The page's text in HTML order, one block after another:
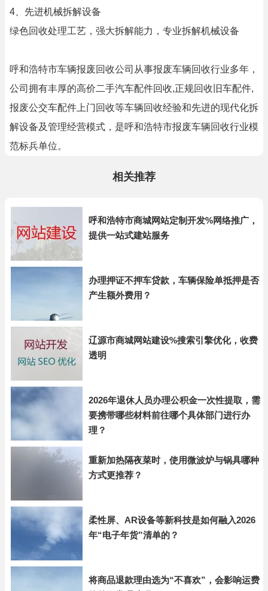
4、先进机械拆解设备
绿色回收处理工艺，强大拆解能力，专业拆解机械设备
呼和浩特市车辆报废回收公司从事报废车辆回收行业多年，
公司拥有丰厚的高价二手汽车配件回收,正规回收旧车配件,
报废公交车配件上门回收等车辆回收经验和先进的现代化拆
解设备及管理经营模式，是呼和浩特市报废车辆回收行业模
范标兵单位。
相关推荐
呼和浩特市商城网站定制开发%网络推广，
提供一站式建站服务
办理押证不押车贷款，车辆保险单抵押是否
产生额外费用？
辽源市商城网站建设%搜索引擎优化，收费
透明
2026年退休人员办理公积金一次性提取，需
要携带哪些材料前往哪个具体部门进行办
理？
重新加热隔夜菜时，使用微波炉与锅具哪种
方式更推荐？
柔性屏、AR设备等新科技是如何融入2026
年“电子年货”清单的？
将商品退款理由选为“不喜欢”，会影响运费